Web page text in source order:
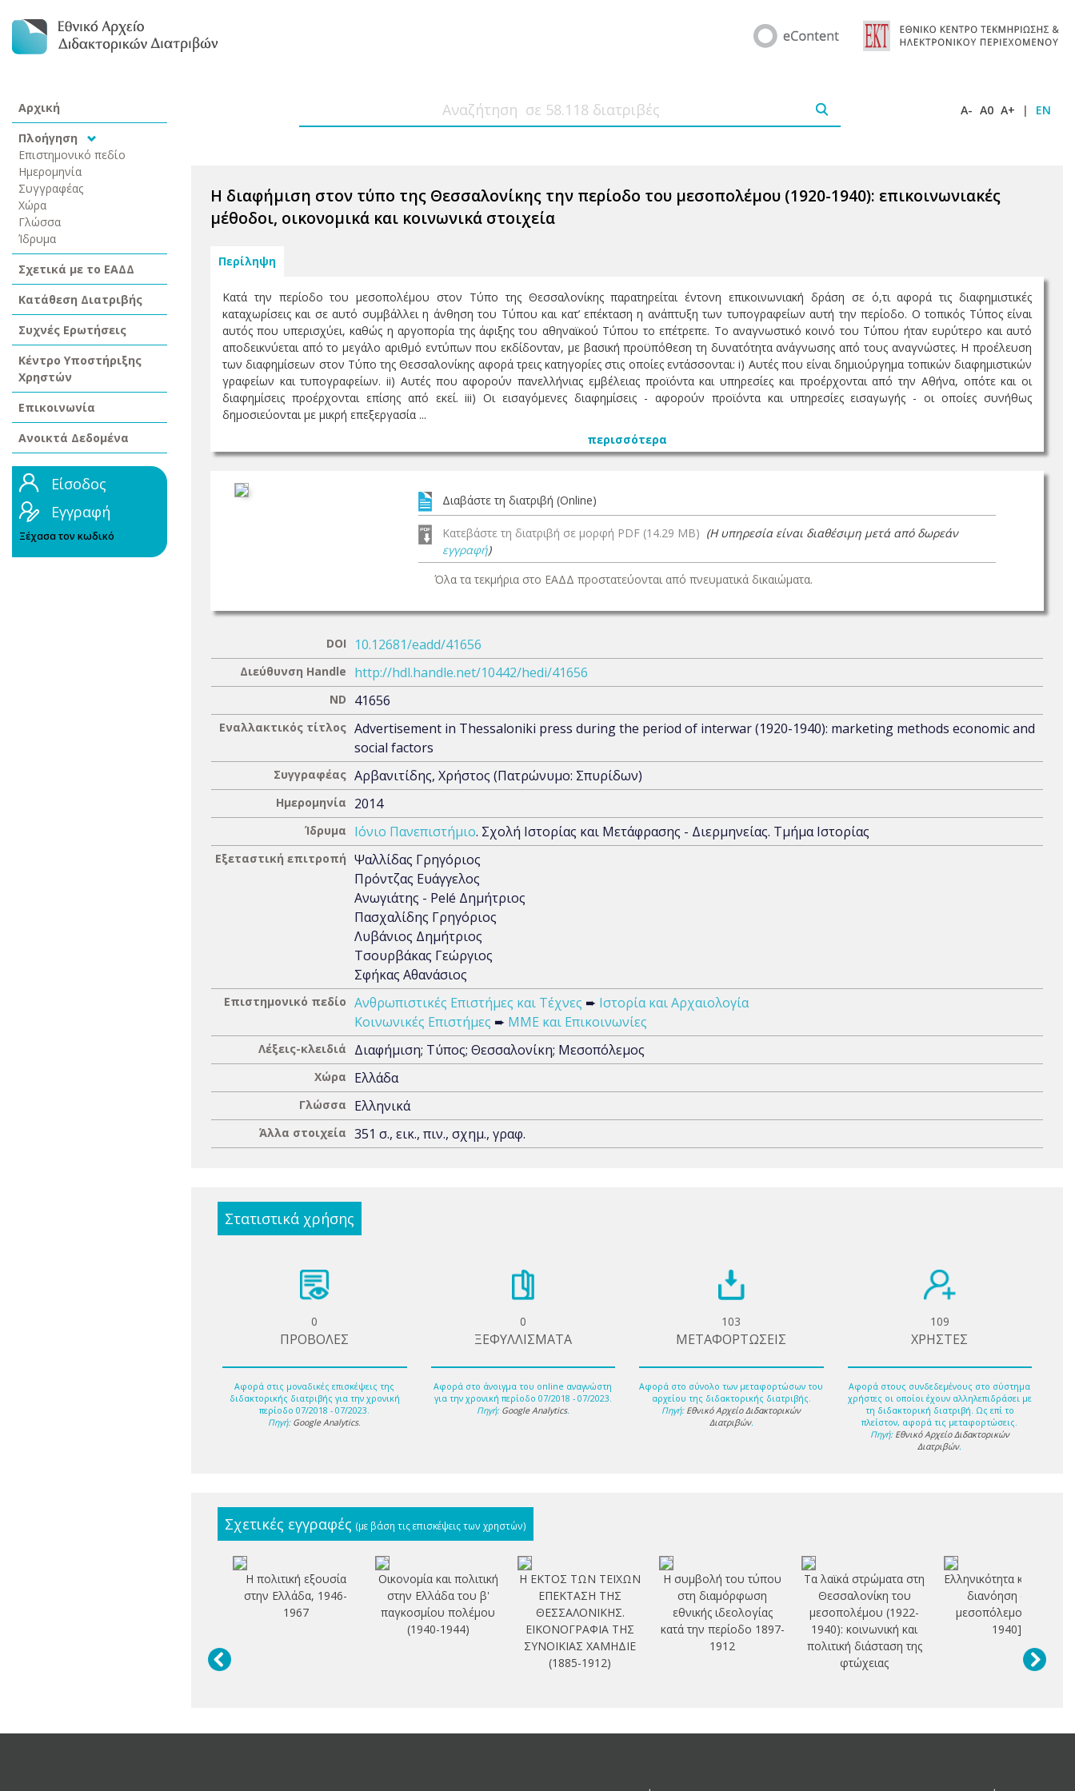
Αρχική
Πλοήγηση
Επιστημονικό πεδίο
Ημερομηνία
Συγγραφέας
Χώρα
Γλώσσα
Ίδρυμα
Σχετικά με το ΕΑΔΔ
Κατάθεση Διατριβής
Συχνές Ερωτήσεις
Κέντρο Υποστήριξης
Χρηστών
Επικοινωνία
Ανοικτά Δεδομένα
Είσοδος
Εγγραφή
Ξέχασα τον κωδικό
A- A0 A+ | EN
Η διαφήμιση στον τύπο της Θεσσαλονίκης την περίοδο του μεσοπολέμου (1920-1940): επικοινωνιακές
μέθοδοι, οικονομικά και κοινωνικά στοιχεία
Περίληψη
Κατά την περίοδο του μεσοπολέμου στον Τύπο της Θεσσαλονίκης παρατηρείται έντονη επικοινωνιακή δράση σε ό,τι αφορά τις διαφημιστικές
καταχωρίσεις και σε αυτό συμβάλλει η άνθηση του Τύπου και κατ’ επέκταση η ανάπτυξη των τυπογραφείων αυτή την περίοδο. Ο τοπικός Τύπος είναι
αυτός που υπερισχύει, καθώς η αργοπορία της άφιξης του αθηναϊκού Τύπου το επέτρεπε. Το αναγνωστικό κοινό του Τύπου ήταν ευρύτερο και αυτό
αποδεικνύεται από το μεγάλο αριθμό εντύπων που εκδίδονταν, με βασική προϋπόθεση τη δυνατότητα ανάγνωσης από τους αναγνώστες. Η προέλευση
των διαφημίσεων στον Τύπο της Θεσσαλονίκης αφορά τρεις κατηγορίες στις οποίες εντάσσονται: i) Αυτές που είναι δημιούργημα τοπικών διαφημιστικών
γραφείων και τυπογραφείων. ii) Αυτές που αφορούν πανελλήνιας εμβέλειας προϊόντα και υπηρεσίες και προέρχονται από την Αθήνα, οπότε και οι
διαφημίσεις προέρχονται επίσης από εκεί. iii) Οι εισαγόμενες διαφημίσεις - αφορούν προϊόντα και υπηρεσίες εισαγωγής - οι οποίες συνήθως
δημοσιεύονται με μικρή επεξεργασία ...
περισσότερα
Διαβάστε τη διατριβή (Online)
Κατεβάστε τη διατριβή σε μορφή PDF (14.29 MB) (Η υπηρεσία είναι διαθέσιμη μετά από δωρεάν
εγγραφή)
Όλα τα τεκμήρια στο ΕΑΔΔ προστατεύονται από πνευματικά δικαιώματα.
DOI 10.12681/eadd/41656
Διεύθυνση Handle http://hdl.handle.net/10442/hedi/41656
ND 41656
Εναλλακτικός τίτλος Αdvertisement in Thessaloniki press during the period of interwar (1920-1940): marketing methods economic and
social factors
Συγγραφέας Αρβανιτίδης, Χρήστος (Πατρώνυμο: Σπυρίδων)
Ημερομηνία 2014
Ίδρυμα Ιόνιο Πανεπιστήμιο. Σχολή Ιστορίας και Μετάφρασης - Διερμηνείας. Τμήμα Ιστορίας
Εξεταστική επιτροπή Ψαλλίδας Γρηγόριος
Πρόντζας Ευάγγελος
Ανωγιάτης - Pelé Δημήτριος
Πασχαλίδης Γρηγόριος
Λυβάνιος Δημήτριος
Τσουρβάκας Γεώργιος
Σφήκας Αθανάσιος
Επιστημονικό πεδίο Ανθρωπιστικές Επιστήμες και Τέχνες ➨ Ιστορία και Αρχαιολογία
Κοινωνικές Επιστήμες ➨ ΜΜΕ και Επικοινωνίες
Λέξεις-κλειδιά Διαφήμιση; Τύπος; Θεσσαλονίκη; Μεσοπόλεμος
Χώρα Ελλάδα
Γλώσσα Ελληνικά
Άλλα στοιχεία 351 σ., εικ., πιν., σχημ., γραφ.
Στατιστικά χρήσης
0
ΠΡΟΒΟΛΕΣ
Αφορά στις μοναδικές επισκέψεις της
διδακτορικής διατριβής για την χρονική
περίοδο 07/2018 - 07/2023.
Πηγή: Google Analytics.
0
ΞΕΦΥΛΛΙΣΜΑΤΑ
Αφορά στο άνοιγμα του online αναγνώστη
για την χρονική περίοδο 07/2018 - 07/2023.
Πηγή: Google Analytics.
103
ΜΕΤΑΦΟΡΤΩΣΕΙΣ
Αφορά στο σύνολο των μεταφορτώσων του
αρχείου της διδακτορικής διατριβής.
Πηγή: Εθνικό Αρχείο Διδακτορικών
Διατριβών.
109
ΧΡΗΣΤΕΣ
Αφορά στους συνδεδεμένους στο σύστημα
χρήστες οι οποίοι έχουν αλληλεπιδράσει με
τη διδακτορική διατριβή. Ως επί το
πλείστον, αφορά τις μεταφορτώσεις.
Πηγή: Εθνικό Αρχείο Διδακτορικών
Διατριβών.
Σχετικές εγγραφές (με βάση τις επισκέψεις των χρηστών)
Η πολιτική εξουσία
στην Ελλάδα, 1946-
1967
Οικονομία και πολιτική
στην Ελλάδα του β'
παγκοσμίου πολέμου
(1940-1944)
Η ΕΚΤΟΣ ΤΩΝ ΤΕΙΧΩΝ
ΕΠΕΚΤΑΣΗ ΤΗΣ
ΘΕΣΣΑΛΟΝΙΚΗΣ.
ΕΙΚΟΝΟΓΡΑΦΙΑ ΤΗΣ
ΣΥΝΟΙΚΙΑΣ ΧΑΜΗΔΙΕ
(1885-1912)
Η συμβολή του τύπου
στη διαμόρφωση
εθνικής ιδεολογίας
κατά την περίοδο 1897-
1912
Τα λαϊκά στρώματα στη
Θεσσαλονίκη του
μεσοπολέμου (1922-
1940): κοινωνική και
πολιτική διάσταση της
φτώχειας
Ελληνικότητα και αστική
διανόηση στον
μεσοπόλεμο [1922-
1940]